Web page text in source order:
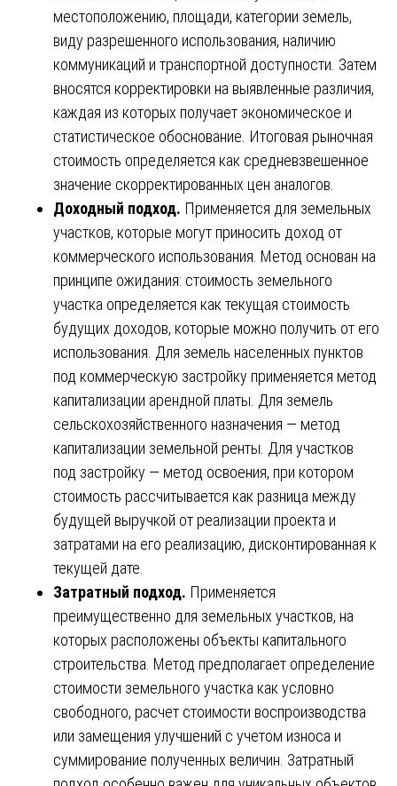
местоположению, площади, категории земель,
виду разрешенного использования, наличию
коммуникаций и транспортной доступности. Затем
вносятся корректировки на выявленные различия,
каждая из которых получает экономическое и
статистическое обоснование. Итоговая рыночная
стоимость определяется как средневзвешенное
значение скорректированных цен аналогов.
Доходный подход. Применяется для земельных
участков, которые могут приносить доход от
коммерческого использования. Метод основан на
принципе ожидания: стоимость земельного
участка определяется как текущая стоимость
будущих доходов, которые можно получить от его
использования. Для земель населенных пунктов
под коммерческую застройку применяется метод
капитализации арендной платы. Для земель
сельскохозяйственного назначения — метод
капитализации земельной ренты. Для участков
под застройку — метод освоения, при котором
стоимость рассчитывается как разница между
будущей выручкой от реализации проекта и
затратами на его реализацию, дисконтированная к
текущей дате.
Затратный подход. Применяется
преимущественно для земельных участков, на
которых расположены объекты капитального
строительства. Метод предполагает определение
стоимости земельного участка как условно
свободного, расчет стоимости воспроизводства
или замещения улучшений с учетом износа и
суммирование полученных величин. Затратный